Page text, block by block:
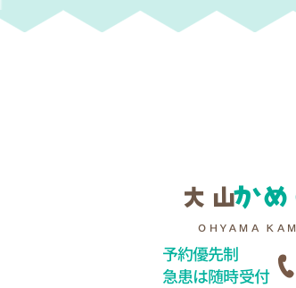
予約優先制
急患は随時受付